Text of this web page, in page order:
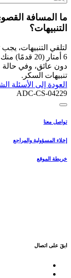
ما المسافة
التنبيهات؟
لتلقي التنبيهات،
دون عائق، وفي
تنبيهات السكر.
العودة إلى الأسئلة
ADC-CS-04229
تواصل معنا
إخلاء المسؤولية والمراجع
خريطة الموقع
ابقَ على اتصال